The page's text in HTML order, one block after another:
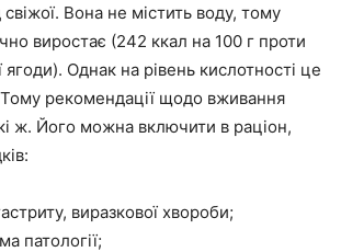
свіжої. Вона не містить воду, тому
виростає (242 ккал на 100 г проти
ягоди). Однак на рівень кислотності це
Тому рекомендації щодо вживання
ж. Його можна включити в раціон,
виразкової хвороби;
патології;